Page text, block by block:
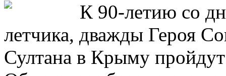
К 90-летию со
летчика, дважды Героя
Султана в Крыму